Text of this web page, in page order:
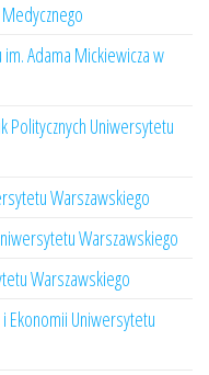
Adama Mickiewicza w
Politycznych Uniwersytetu
Warszawskiego
Warszawskiego
Warszawskiego
Ekonomii Uniwersytetu